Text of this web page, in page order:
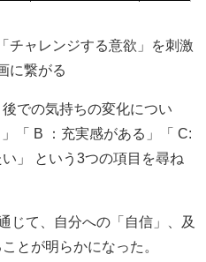
チャレンジする意欲」を刺激
に繋がる
での気持ちの変化につい
「 B ：充実感がある」「 C:
」 という3つの項目を尋ね
じて、自分への「自信」、及
とが明らかになった。